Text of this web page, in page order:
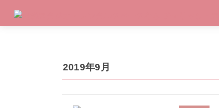
2019年9月